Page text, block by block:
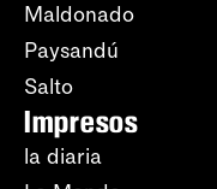
Maldonado
Paysandú
Salto
Impresos
la diaria